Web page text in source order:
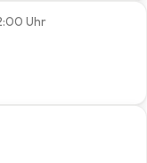
Uhr